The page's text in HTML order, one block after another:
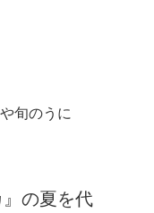
旬のうに
の夏を代